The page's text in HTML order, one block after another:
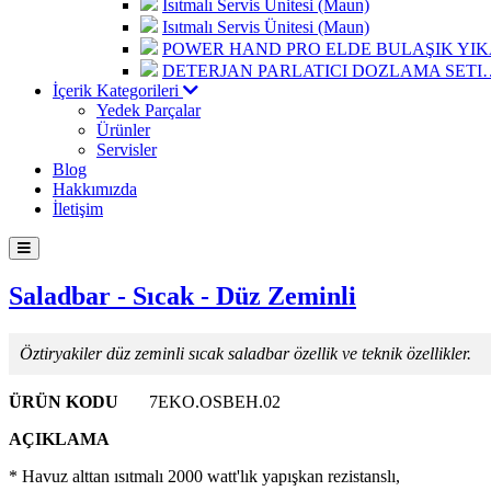
Isıtmalı Servis Ünitesi (Maun)
Isıtmalı Servis Ünitesi (Maun)
POWER HAND PRO ELDE BULAŞIK
DETERJAN PARLATICI DOZLAMA
İçerik Kategorileri
Yedek Parçalar
Ürünler
Servisler
Blog
Hakkımızda
İletişim
Saladbar - Sıcak - Düz Zeminli
Öztiryakiler düz zeminli sıcak saladbar özellik ve teknik özellikler.
ÜRÜN KODU
7EKO.OSBEH.02
AÇIKLAMA
* Havuz alttan ısıtmalı 2000 watt'lık yapışkan rezistanslı,